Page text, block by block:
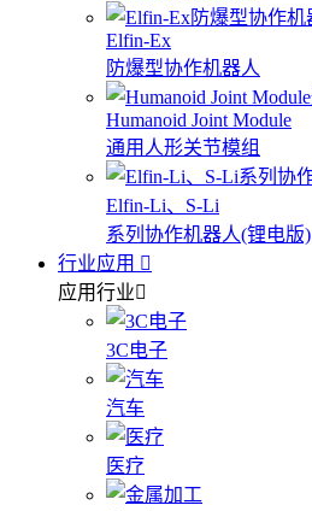
Elfin-Ex
防爆型协作机器人
Humanoid Joint Module
通用人形关节模组
Elfin-Li、S-Li
系列协作机器人(锂电版)
行业应用
应用行业
3C电子
汽车
医疗